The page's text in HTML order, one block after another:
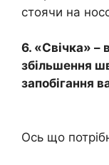
стоячи на
6. «Свічка» –
збільшення
запобігання
Ось що